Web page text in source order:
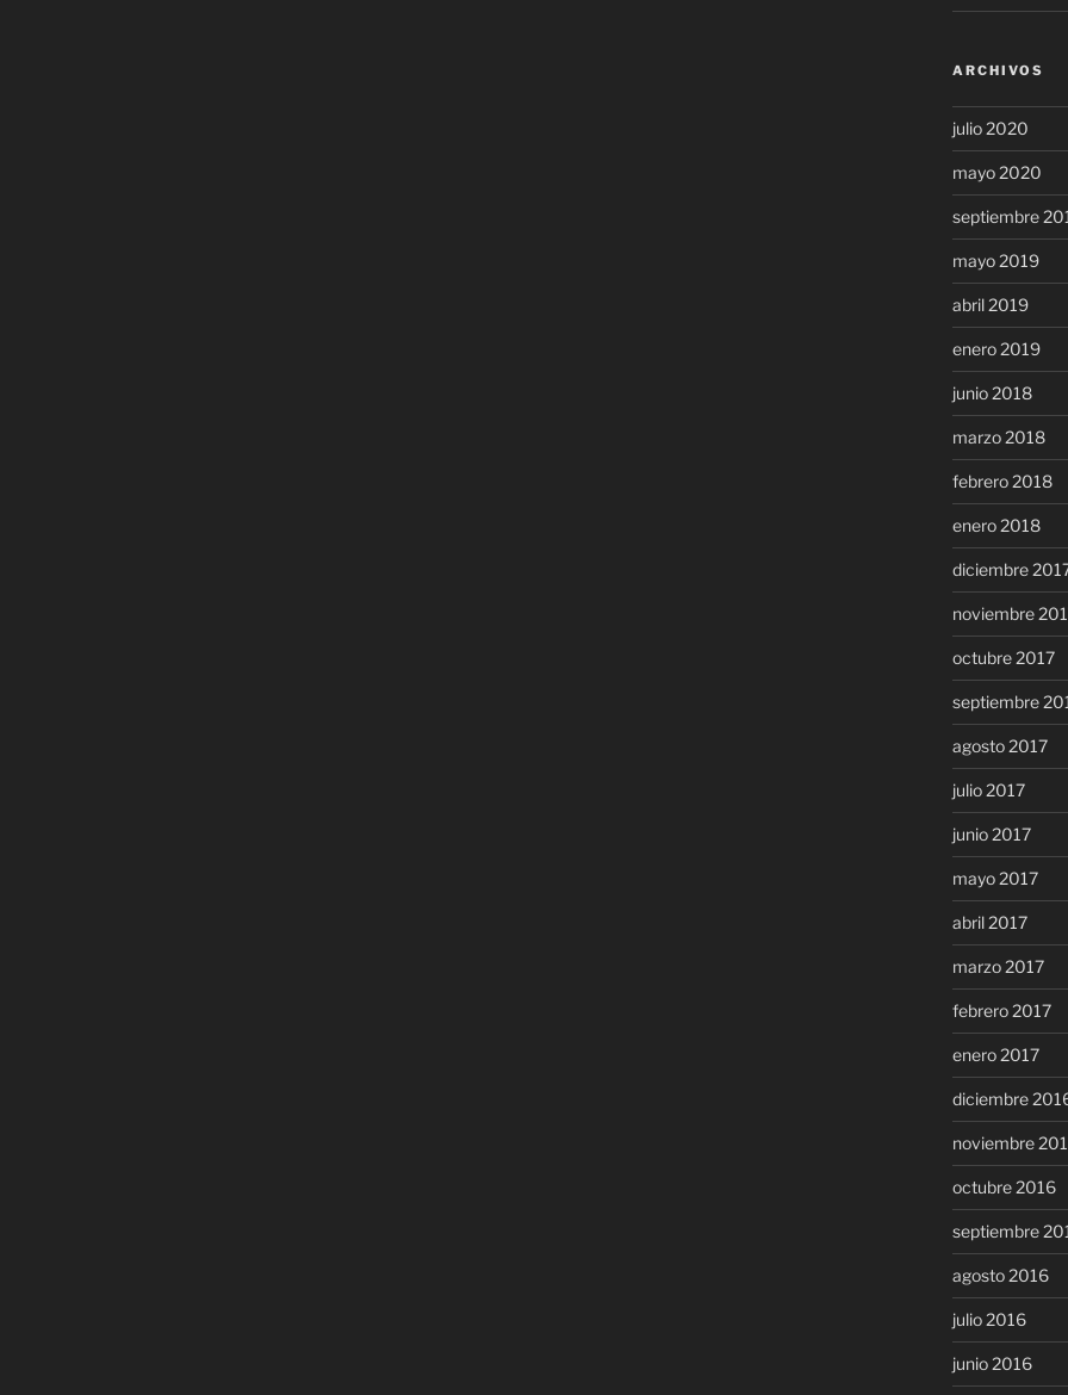
ARCHIVOS
julio 2020
mayo 2020
septiembre
mayo 2019
abril 2019
enero 2019
junio 2018
marzo 2018
febrero 2018
enero 2018
diciembre
noviembre
octubre 2017
septiembre
agosto 2017
julio 2017
junio 2017
mayo 2017
abril 2017
marzo 2017
febrero 2017
enero 2017
diciembre
noviembre
octubre 2016
septiembre
agosto 2016
julio 2016
junio 2016